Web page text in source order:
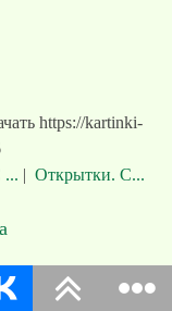
https://kartinki-
... | Открытки. С...